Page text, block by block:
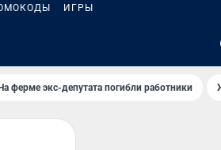
ИГРЫ
ферме экс-депутата погибли работники